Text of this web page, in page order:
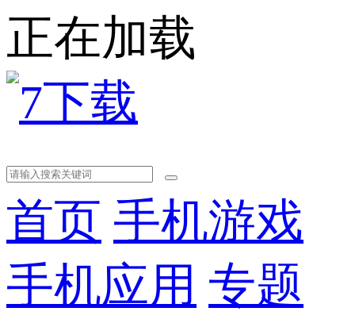
正在加载
首页 手机游戏
手机应用 专题